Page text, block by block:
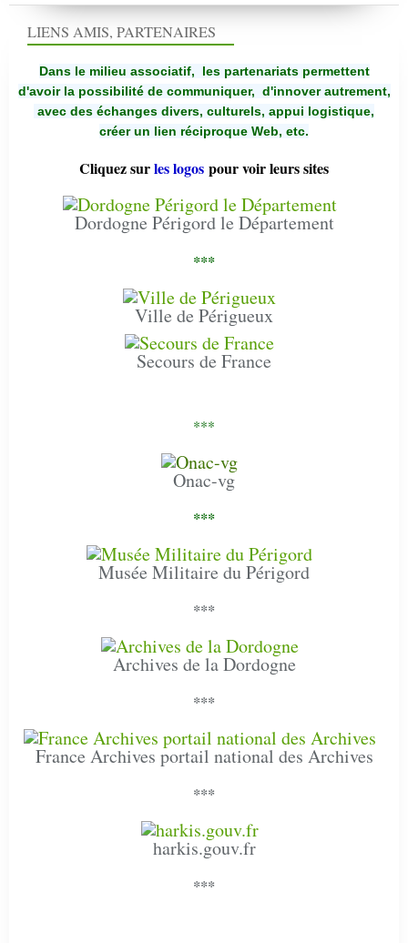
LIENS AMIS, PARTENAIRES
Dans le milieu associatif, les partenariats permettent
d'avoir la possibilité de communiquer, d'innover autrement,
avec des échanges divers, culturels, appui logistique,
créer un lien réciproque Web, etc.
Cliquez surles logos pour voir leurs sites
Dordogne Périgord le Département
***
Ville de Périgueux
Secours de France
***
Onac-vg
***
Musée Militaire du Périgord
***
Archives de la Dordogne
***
France Archives portail national des Archives
***
harkis.gouv.fr
***